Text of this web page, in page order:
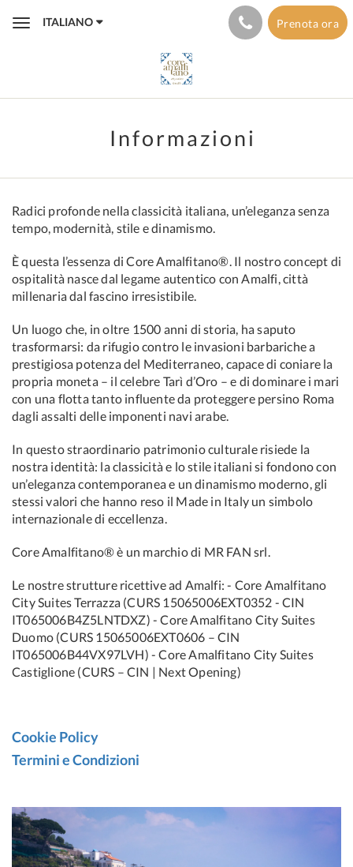
ToggleITALIANO Prenota ora
Informazioni
Radici profonde nella classicità italiana, un’eleganza senza
tempo, modernità, stile e dinamismo.
È questa l’essenza di Core Amalfitano®. Il nostro concept di
ospitalità nasce dal legame autentico con Amalfi, città
millenaria dal fascino irresistibile.
Un luogo che, in oltre 1500 anni di storia, ha saputo
trasformarsi: da rifugio contro le invasioni barbariche a
prestigiosa potenza del Mediterraneo, capace di coniare la
propria moneta – il celebre Tarì d’Oro – e di dominare i mari
con una flotta tanto influente da proteggere persino Roma
dagli assalti delle imponenti navi arabe.
In questo straordinario patrimonio culturale risiede la
nostra identità: la classicità e lo stile italiani si fondono con
un’eleganza contemporanea e un dinamismo moderno, gli
stessi valori che hanno reso il Made in Italy un simbolo
internazionale di eccellenza.
Core Amalfitano® è un marchio di MR FAN srl.
Le nostre strutture ricettive ad Amalfi: - Core Amalfitano
City Suites Terrazza (CURS 15065006EXT0352 - CIN
IT065006B4Z5LNTDXZ) - Core Amalfitano City Suites
Duomo (CURS 15065006EXT0606 – CIN
IT065006B44VX97LVH) - Core Amalfitano City Suites
Castiglione (CURS – CIN | Next Opening)
Cookie Policy
Termini e Condizioni